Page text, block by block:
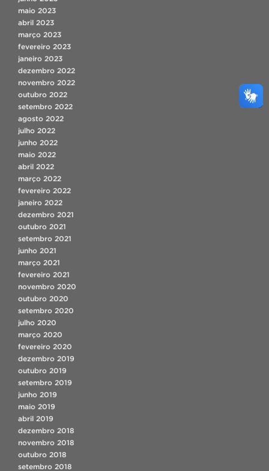
maio 2023
abril 2023
março 2023
fevereiro 2023
janeiro 2023
dezembro 2022
novembro 2022
outubro 2022
setembro 2022
agosto 2022
julho 2022
junho 2022
maio 2022
abril 2022
março 2022
fevereiro 2022
janeiro 2022
dezembro 2021
outubro 2021
setembro 2021
junho 2021
março 2021
fevereiro 2021
novembro 2020
outubro 2020
setembro 2020
julho 2020
março 2020
fevereiro 2020
dezembro 2019
outubro 2019
setembro 2019
junho 2019
maio 2019
abril 2019
dezembro 2018
novembro 2018
outubro 2018
setembro 2018